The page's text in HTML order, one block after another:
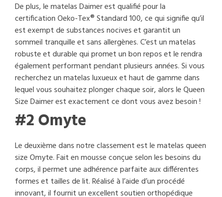
De plus, le matelas Daimer est qualifié pour la
certification Oeko-Tex® Standard 100, ce qui signifie qu’il
est exempt de substances nocives et garantit un
sommeil tranquille et sans allergènes. C’est un matelas
robuste et durable qui promet un bon repos et le rendra
également performant pendant plusieurs années. Si vous
recherchez un matelas luxueux et haut de gamme dans
lequel vous souhaitez plonger chaque soir, alors le Queen
Size Daimer est exactement ce dont vous avez besoin !
#2 Omyte
Le deuxième dans notre classement est le matelas queen
size Omyte. Fait en mousse conçue selon les besoins du
corps, il permet une adhérence parfaite aux différentes
formes et tailles de lit. Réalisé à l’aide d’un procédé
innovant, il fournit un excellent soutien orthopédique